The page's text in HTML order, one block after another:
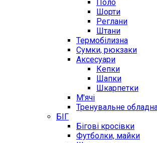
Поло
Шорти
Реглани
Штани
Термобілизна
Сумки, рюкзаки
Аксесуари
Кепки
Шапки
Шкарпетки
М'ячі
Тренувальне
БІГ
Бігові кросівки
Футболки, майки